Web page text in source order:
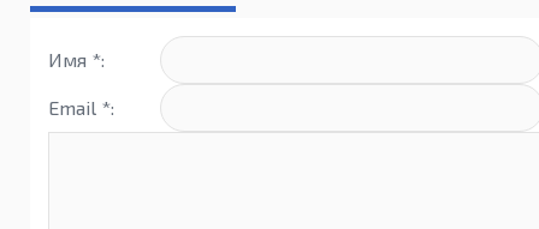
Имя *:
Email *: